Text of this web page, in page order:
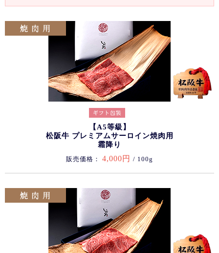
【A5等級】
松阪牛 プレミアムサーロイン焼肉用
霜降り
販売価格： 4,000円 / 100g